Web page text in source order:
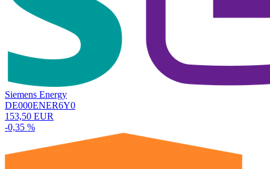
Siemens Energy
DE000ENER6Y0
153,50 EUR
-0,35 %